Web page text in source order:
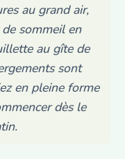
au grand air,
sommeil en
au gîte de
sont
en pleine forme
dès le